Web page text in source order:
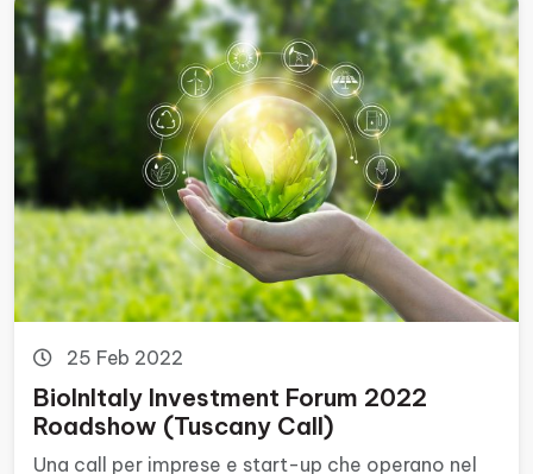
25 Feb 2022
BioInItaly Investment Forum 2022
Roadshow (Tuscany Call)
Una call per imprese e start-up che operano nel